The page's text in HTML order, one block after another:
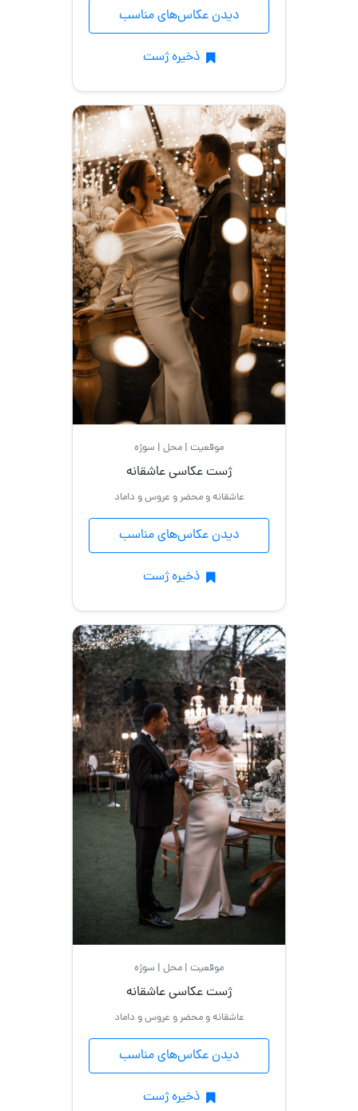
دیدن عکاس‌های مناسب
ذخیره ژست
موقعیت | محل | سوژه
ژست عکاسی عاشقانه
عاشقانه و محضر و عروس و داماد
دیدن عکاس‌های مناسب
ذخیره ژست
موقعیت | محل | سوژه
ژست عکاسی عاشقانه
عاشقانه و محضر و عروس و داماد
دیدن عکاس‌های مناسب
ذخیره ژست